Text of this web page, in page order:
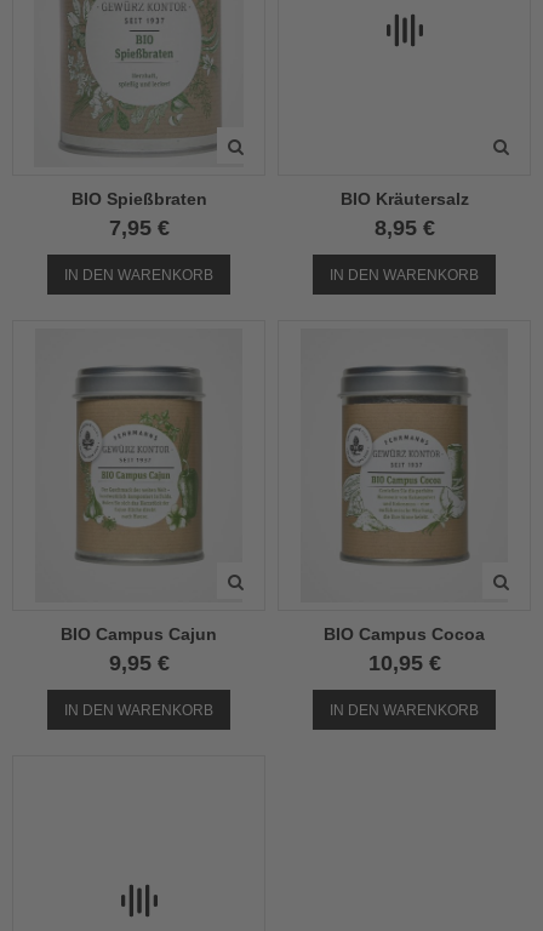
BIO Spießbraten
7,95 €
IN DEN WARENKORB
BIO Kräutersalz
8,95 €
IN DEN WARENKORB
BIO Campus Cajun
9,95 €
IN DEN WARENKORB
BIO Campus Cocoa
10,95 €
IN DEN WARENKORB